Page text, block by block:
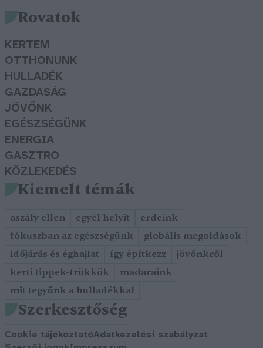
Rovatok
KERTEM
OTTHONUNK
HULLADÉK
GAZDASÁG
JÖVŐNK
EGÉSZSÉGÜNK
ENERGIA
GASZTRO
KÖZLEKEDÉS
Kiemelt témák
aszály ellen egyél helyit
erdeink
fókuszban az egészségünk
globális megoldások
időjárás és éghajlat
így építkezz
jövőnkről
kerti tippek-trükkök
madaraink
mit tegyünk a hulladékkal
Szerkesztőség
Cookie tájékoztatóAdatkezelési szabályzat